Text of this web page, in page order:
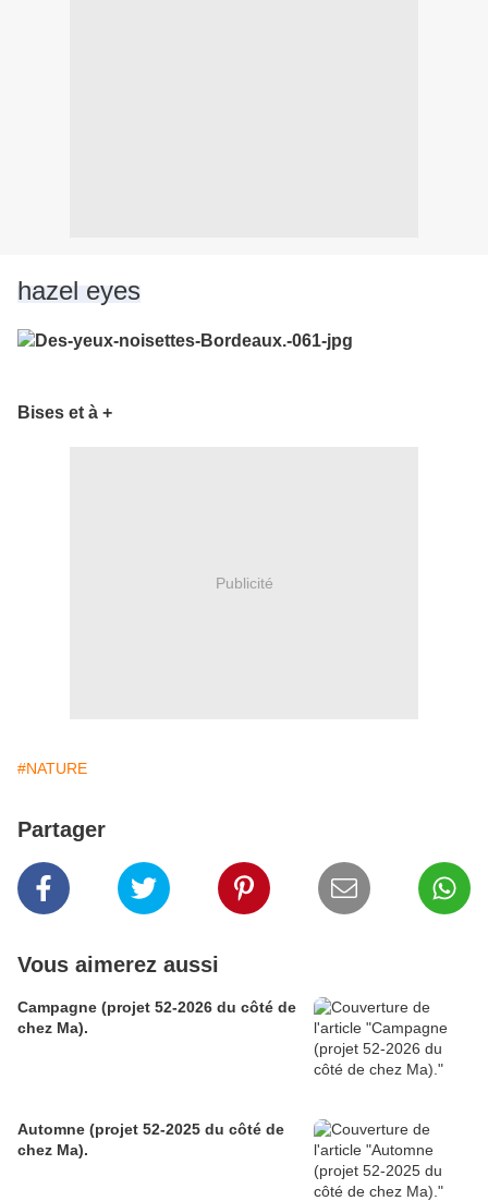
hazel eyes
Bises et à +
Publicité
#NATURE
Partager
Vous aimerez aussi
Campagne (projet 52-2026 du côté de
chez Ma).
Automne (projet 52-2025 du côté de
chez Ma).